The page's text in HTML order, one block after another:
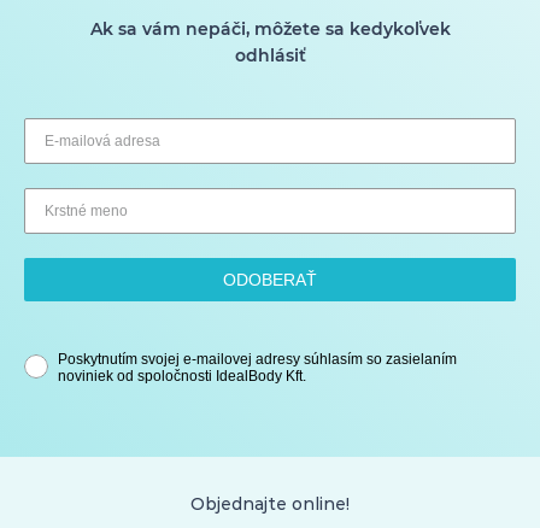
Ak sa vám nepáči, môžete sa kedykoľvek
odhlásiť
ODOBERAŤ
Poskytnutím svojej e-mailovej adresy súhlasím so zasielaním
noviniek od spoločnosti IdealBody Kft.
Objednajte online!